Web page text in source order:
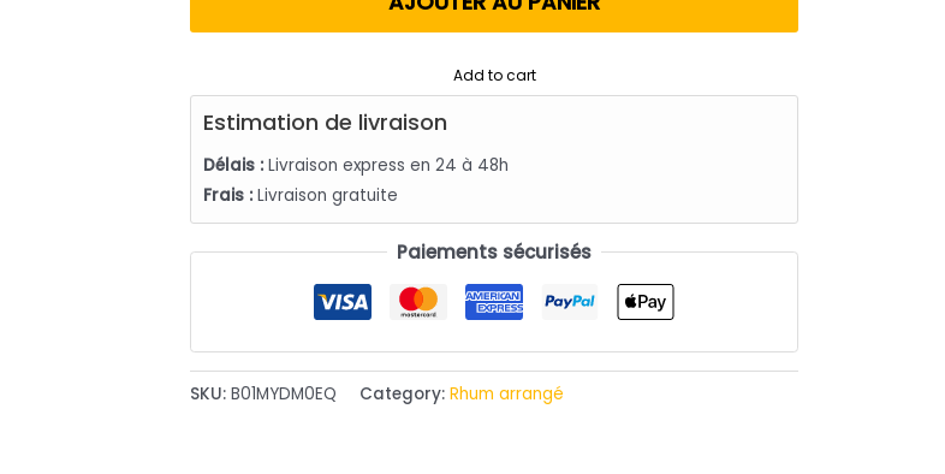
Add to cart
Estimation de livraison
Délais : Livraison express en 24 à 48h
Frais : Livraison gratuite
Paiements sécurisés
SKU: B01MYDM0EQ Category: Rhum arrangé